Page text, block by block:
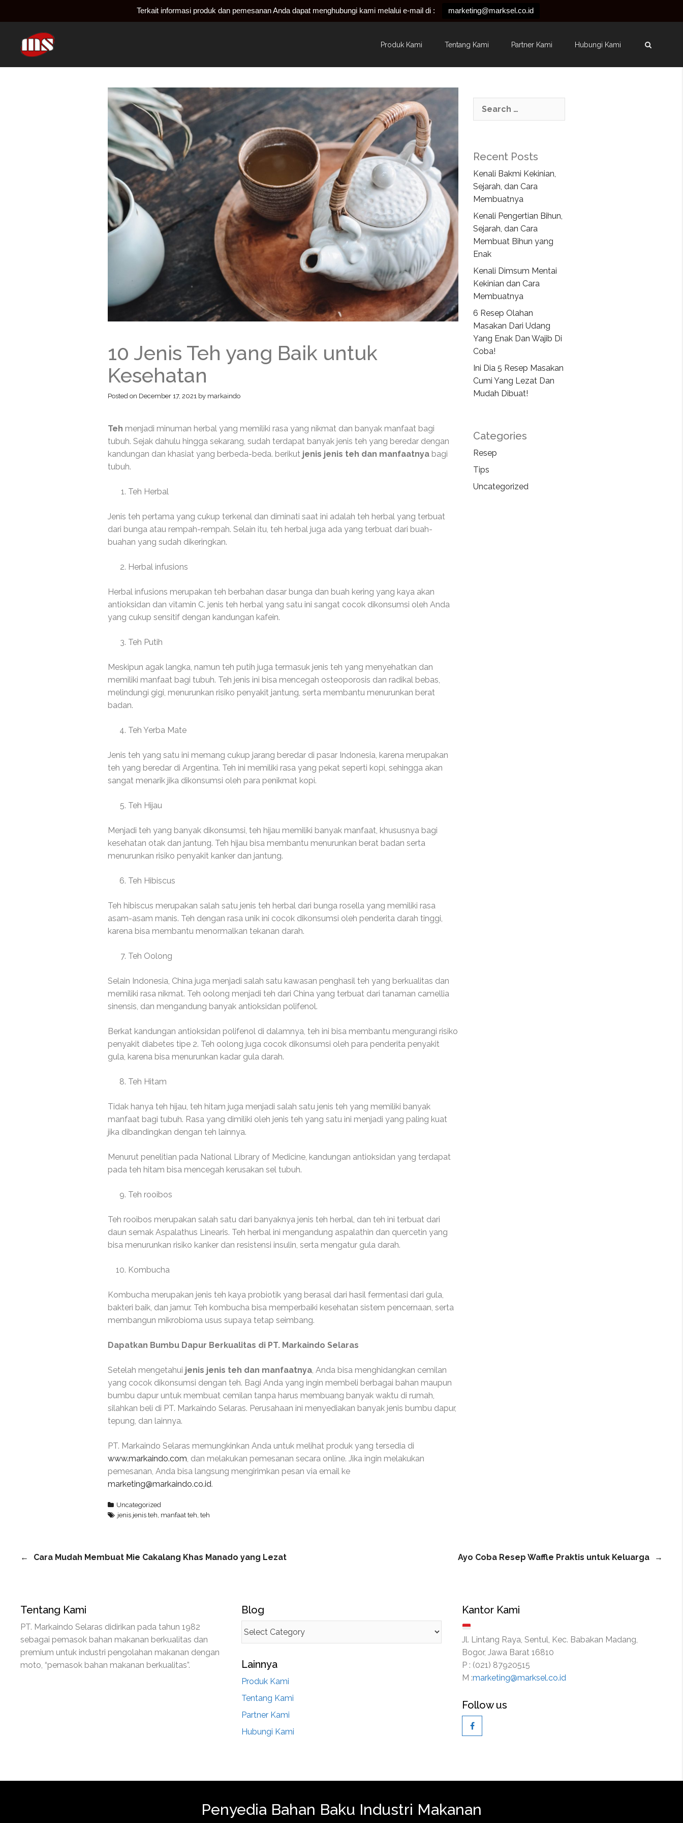
Terkait informasi produk dan pemesanan Anda dapat menghubungi kami melalui e-mail di : marketing@marksel.co.id
Produk Kami Tentang Kami Partner Kami Hubungi Kami
10 Jenis Teh yang Baik untuk
Kesehatan
Posted on December 17, 2021 by markaindo
Teh menjadi minuman herbal yang memiliki rasa yang nikmat dan banyak manfaat bagi
tubuh. Sejak dahulu hingga sekarang, sudah terdapat banyak jenis teh yang beredar dengan
kandungan dan khasiat yang berbeda-beda. berikut jenis jenis teh dan manfaatnya bagi
tubuh.
Teh Herbal
Jenis teh pertama yang cukup terkenal dan diminati saat ini adalah teh herbal yang terbuat
dari bunga atau rempah-rempah. Selain itu, teh herbal juga ada yang terbuat dari buah-
buahan yang sudah dikeringkan.
Herbal infusions
Herbal infusions merupakan teh berbahan dasar bunga dan buah kering yang kaya akan
antioksidan dan vitamin C. jenis teh herbal yang satu ini sangat cocok dikonsumsi oleh Anda
yang cukup sensitif dengan kandungan kafein.
Teh Putih
Meskipun agak langka, namun teh putih juga termasuk jenis teh yang menyehatkan dan
memiliki manfaat bagi tubuh. Teh jenis ini bisa mencegah osteoporosis dan radikal bebas,
melindungi gigi, menurunkan risiko penyakit jantung, serta membantu menurunkan berat
badan.
Teh Yerba Mate
Jenis teh yang satu ini memang cukup jarang beredar di pasar Indonesia, karena merupakan
teh yang beredar di Argentina. Teh ini memiliki rasa yang pekat seperti kopi, sehingga akan
sangat menarik jika dikonsumsi oleh para penikmat kopi.
Teh Hijau
Menjadi teh yang banyak dikonsumsi, teh hijau memiliki banyak manfaat, khususnya bagi
kesehatan otak dan jantung. Teh hijau bisa membantu menurunkan berat badan serta
menurunkan risiko penyakit kanker dan jantung.
Teh Hibiscus
Teh hibiscus merupakan salah satu jenis teh herbal dari bunga rosella yang memiliki rasa
asam-asam manis. Teh dengan rasa unik ini cocok dikonsumsi oleh penderita darah tinggi,
karena bisa membantu menormalkan tekanan darah.
Teh Oolong
Selain Indonesia, China juga menjadi salah satu kawasan penghasil teh yang berkualitas dan
memiliki rasa nikmat. Teh oolong menjadi teh dari China yang terbuat dari tanaman camellia
sinensis, dan mengandung banyak antioksidan polifenol.
Berkat kandungan antioksidan polifenol di dalamnya, teh ini bisa membantu mengurangi risiko
penyakit diabetes tipe 2. Teh oolong juga cocok dikonsumsi oleh para penderita penyakit
gula, karena bisa menurunkan kadar gula darah.
Teh Hitam
Tidak hanya teh hijau, teh hitam juga menjadi salah satu jenis teh yang memiliki banyak
manfaat bagi tubuh. Rasa yang dimiliki oleh jenis teh yang satu ini menjadi yang paling kuat
jika dibandingkan dengan teh lainnya.
Menurut penelitian pada National Library of Medicine, kandungan antioksidan yang terdapat
pada teh hitam bisa mencegah kerusakan sel tubuh.
Teh rooibos
Teh rooibos merupakan salah satu dari banyaknya jenis teh herbal, dan teh ini terbuat dari
daun semak Aspalathus Linearis. Teh herbal ini mengandung aspalathin dan quercetin yang
bisa menurunkan risiko kanker dan resistensi insulin, serta mengatur gula darah.
Kombucha
Kombucha merupakan jenis teh kaya probiotik yang berasal dari hasil fermentasi dari gula,
bakteri baik, dan jamur. Teh kombucha bisa memperbaiki kesehatan sistem pencernaan, serta
membangun mikrobioma usus supaya tetap seimbang.
Dapatkan Bumbu Dapur Berkualitas di PT. Markaindo Selaras
Setelah mengetahui jenis jenis teh dan manfaatnya, Anda bisa menghidangkan cemilan
yang cocok dikonsumsi dengan teh. Bagi Anda yang ingin membeli berbagai bahan maupun
bumbu dapur untuk membuat cemilan tanpa harus membuang banyak waktu di rumah,
silahkan beli di PT. Markaindo Selaras. Perusahaan ini menyediakan banyak jenis bumbu dapur,
tepung, dan lainnya.
PT. Markaindo Selaras memungkinkan Anda untuk melihat produk yang tersedia di
www.markaindo.com, dan melakukan pemesanan secara online. Jika ingin melakukan
pemesanan, Anda bisa langsung mengirimkan pesan via email ke
marketing@markaindo.co.id.
Uncategorized
jenis jenis teh, manfaat teh, teh
Recent Posts
Kenali Bakmi Kekinian,
Sejarah, dan Cara
Membuatnya
Kenali Pengertian Bihun,
Sejarah, dan Cara
Membuat Bihun yang
Enak
Kenali Dimsum Mentai
Kekinian dan Cara
Membuatnya
6 Resep Olahan
Masakan Dari Udang
Yang Enak Dan Wajib Di
Coba!
Ini Dia 5 Resep Masakan
Cumi Yang Lezat Dan
Mudah Dibuat!
Categories
Resep
Tips
Uncategorized
Cara Mudah Membuat Mie Cakalang Khas Manado yang Lezat Ayo Coba Resep Waffle Praktis untuk Keluarga
Tentang Kami
PT. Markaindo Selaras didirikan pada tahun 1982
sebagai pemasok bahan makanan berkualitas dan
premium untuk industri pengolahan makanan dengan
moto, “pemasok bahan makanan berkualitas”.
Blog
Lainnya
Produk Kami
Tentang Kami
Partner Kami
Hubungi Kami
Kantor Kami
Jl. Lintang Raya, Sentul, Kec. Babakan Madang,
Bogor, Jawa Barat 16810
P : (021) 87920515
M :marketing@marksel.co.id
Follow us
Penyedia Bahan Baku Industri Makanan